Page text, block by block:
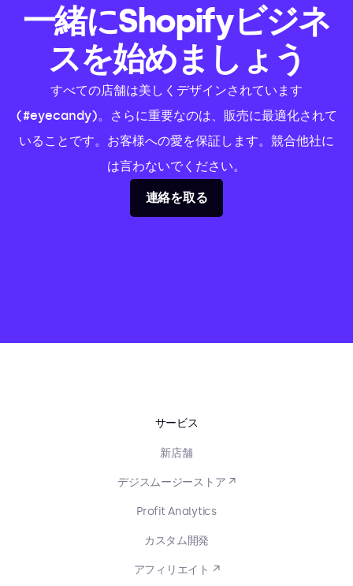
一緒にShopifyビジネ
スを始めましょう
すべての店舗は美しくデザインされています
(#eyecandy)。さらに重要なのは、販売に最適化されて
いることです。お客様への愛を保証します。競合他社に
は言わないでください。
連絡を取る
サービス
新店舗
デジスムージーストア ↗
Profit Analytics
カスタム開発
アフィリエイト ↗